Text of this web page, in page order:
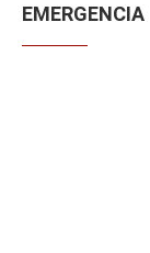
EMERGENCIA